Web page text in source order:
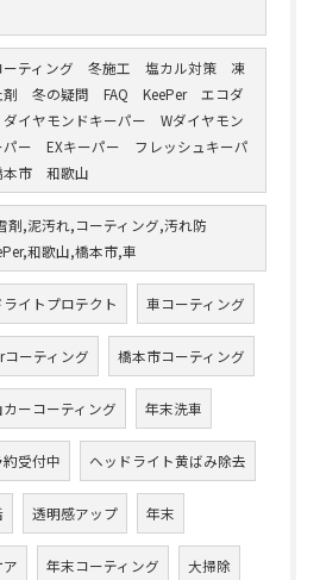
ティング 冬施工 塩カル対策 凍
剤 冬の疑問 FAQ KeePer エコダ
イヤモンドキーパー Wダイヤモン
パー EXキーパー フレッシュキーパ
市 和歌山
剤,泥汚れ,コーティング,汚れ防
和歌山,橋本市,車
ライトプロテクト 車コーティング
コーティング 橋本市コーティング
ーコーティング 年末洗車
受付中 ヘッドライト黄ばみ除去
透明感アップ 年末
ア 年末コーティング 大掃除